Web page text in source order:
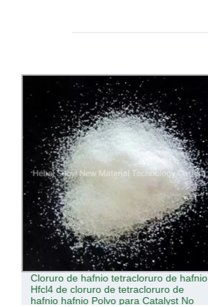
Cloruro de hafnio tetracloruro de hafnio
Hfcl4 de cloruro de tetracloruro de
hafnio hafnio Polvo para Catalyst No